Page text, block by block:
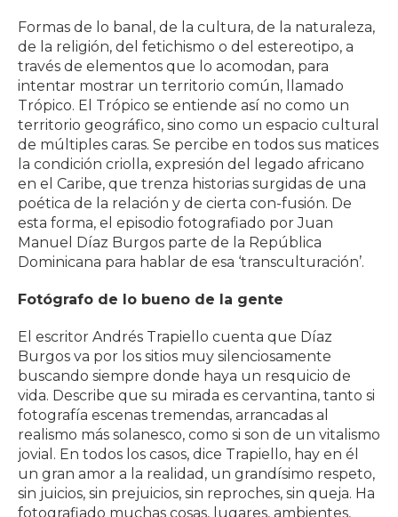
Formas de lo banal, de la cultura, de la naturaleza,
de la religión, del fetichismo o del estereotipo, a
través de elementos que lo acomodan, para
intentar mostrar un territorio común, llamado
Trópico. El Trópico se entiende así no como un
territorio geográfico, sino como un espacio cultural
de múltiples caras. Se percibe en todos sus matices
la condición criolla, expresión del legado africano
en el Caribe, que trenza historias surgidas de una
poética de la relación y de cierta con-fusión. De
esta forma, el episodio fotografiado por Juan
Manuel Díaz Burgos parte de la República
Dominicana para hablar de esa ‘transculturación’.
Fotógrafo de lo bueno de la gente
El escritor Andrés Trapiello cuenta que Díaz
Burgos va por los sitios muy silenciosamente
buscando siempre donde haya un resquicio de
vida. Describe que su mirada es cervantina, tanto si
fotografía escenas tremendas, arrancadas al
realismo más solanesco, como si son de un vitalismo
jovial. En todos los casos, dice Trapiello, hay en él
un gran amor a la realidad, un grandísimo respeto,
sin juicios, sin prejuicios, sin reproches, sin queja. Ha
fotografiado muchas cosas, lugares, ambientes,